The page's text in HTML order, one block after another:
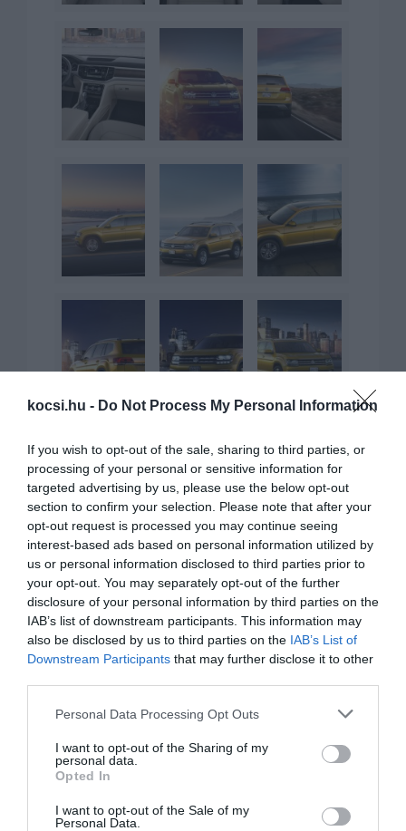
kocsi.hu - Do Not Process My Personal Information
If you wish to opt-out of the sale, sharing to third parties, or
processing of your personal or sensitive information for
targeted advertising by us, please use the below opt-out
section to confirm your selection. Please note that after your
opt-out request is processed you may continue seeing
interest-based ads based on personal information utilized by
us or personal information disclosed to third parties prior to
your opt-out. You may separately opt-out of the further
disclosure of your personal information by third parties on the
IAB’s list of downstream participants. This information may
also be disclosed by us to third parties on the IAB’s List of
Downstream Participants that may further disclose it to other
Please note that this website/app uses one or more Google
not limited to your visit or usage behaviour. You may click to
grant or deny consent to Google and its third-party tags to
use your data for below specified purposes in below Google
consent section.
Personal Data Processing Opt Outs
I want to opt-out of the Sharing of my
personal data.
Opted In
I want to opt-out of the Sale of my
Personal Data.